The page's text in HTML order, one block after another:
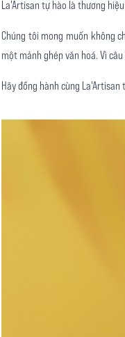
La'Artisan tự hào là thương
Chúng tôi mong muốn không
một mảnh ghép văn hoá. Vì
Hãy đồng hành cùng